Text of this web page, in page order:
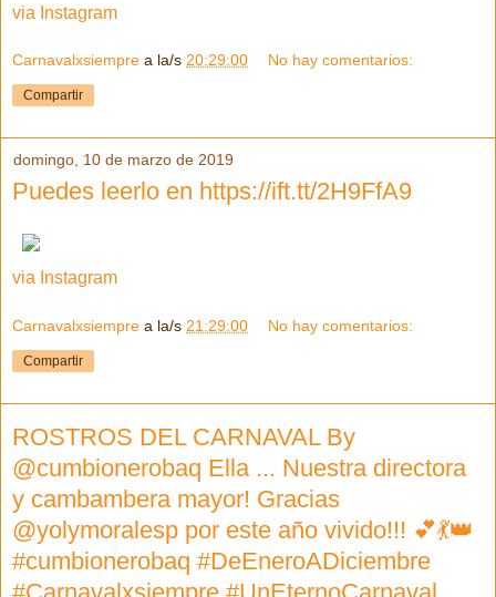
via Instagram
Carnavalxsiempre a la/s 20:29:00 No hay comentarios:
Compartir
domingo, 10 de marzo de 2019
Puedes leerlo en https://ift.tt/2H9FfA9
via Instagram
Carnavalxsiempre a la/s 21:29:00 No hay comentarios:
Compartir
ROSTROS DEL CARNAVAL By
@cumbionerobaq Ella ... Nuestra directora
y cambambera mayor! Gracias
@yolymoralesp por este año vivido!!! 💕💃👑
#cumbionerobaq #DeEneroADiciembre